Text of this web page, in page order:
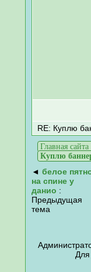
RE: Куплю
Главная сайта
Куплю
◄ белое
на спине у
данио :
Предыдущая
тема
Для